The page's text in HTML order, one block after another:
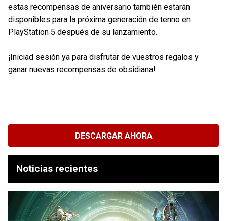
estas recompensas de aniversario también estarán
disponibles para la próxima generación de tenno en
PlayStation 5 después de su lanzamiento.
¡Iniciad sesión ya para disfrutar de vuestros regalos y
ganar nuevas recompensas de obsidiana!
DESCARGAR AHORA
Noticias recientes